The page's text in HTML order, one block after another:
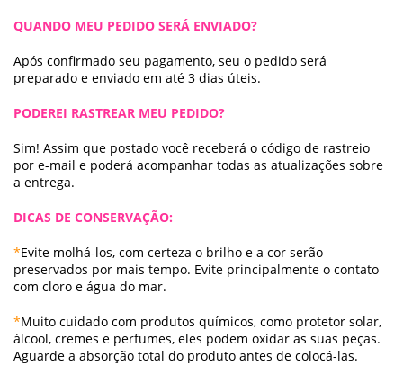
QUANDO MEU PEDIDO SERÁ ENVIADO?
Após confirmado seu pagamento, seu o pedido será
preparado e enviado em até 3 dias úteis.
PODEREI RASTREAR MEU PEDIDO?
Sim! Assim que postado você receberá o código de rastreio
por e-mail e poderá acompanhar todas as atualizações sobre
a entrega.
DICAS DE CONSERVAÇÃO:
*Evite molhá-los, com certeza o brilho e a cor serão
preservados por mais tempo. Evite principalmente o contato
com cloro e água do mar.
*Muito cuidad o com produtos químicos, como protetor solar,
álcool, cremes e perfumes, eles podem oxidar as suas peças.
Aguarde a absorção total do produto antes de colocá-las.